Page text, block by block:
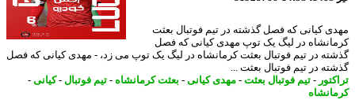
کیانی که فصل گذشته در تیم فوتبال بعثت
در لیگ یک توپ مهدی کیانی که فصل
در تیم فوتبال بعثت کرمانشاه در لیگ یک توپ می زد، - مهدی کیانی که فصل
در تیم فوتبال بعثت ...
-تیم فوتبال بعثت-مهدی کیانی-بعثت کرمانشاه-تیم فوتبال-کیانی-